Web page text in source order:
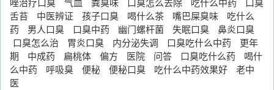
舌苔
中医辨证 孩子口臭 喝什么茶 嘴巴屎臭味
吃什么
药
男人口臭 口臭中药 幽门螺杆菌 失眠口臭
鼻炎口臭
口臭怎么治
胃炎口臭 内分泌失调 口臭吃什么中药
更年
期
中成药 扁桃体 偏方 医院 问答 口臭吃什么药
喝什
么中药
呼吸臭 便秘 便秘口臭 吃什么中药效果好
老中
医